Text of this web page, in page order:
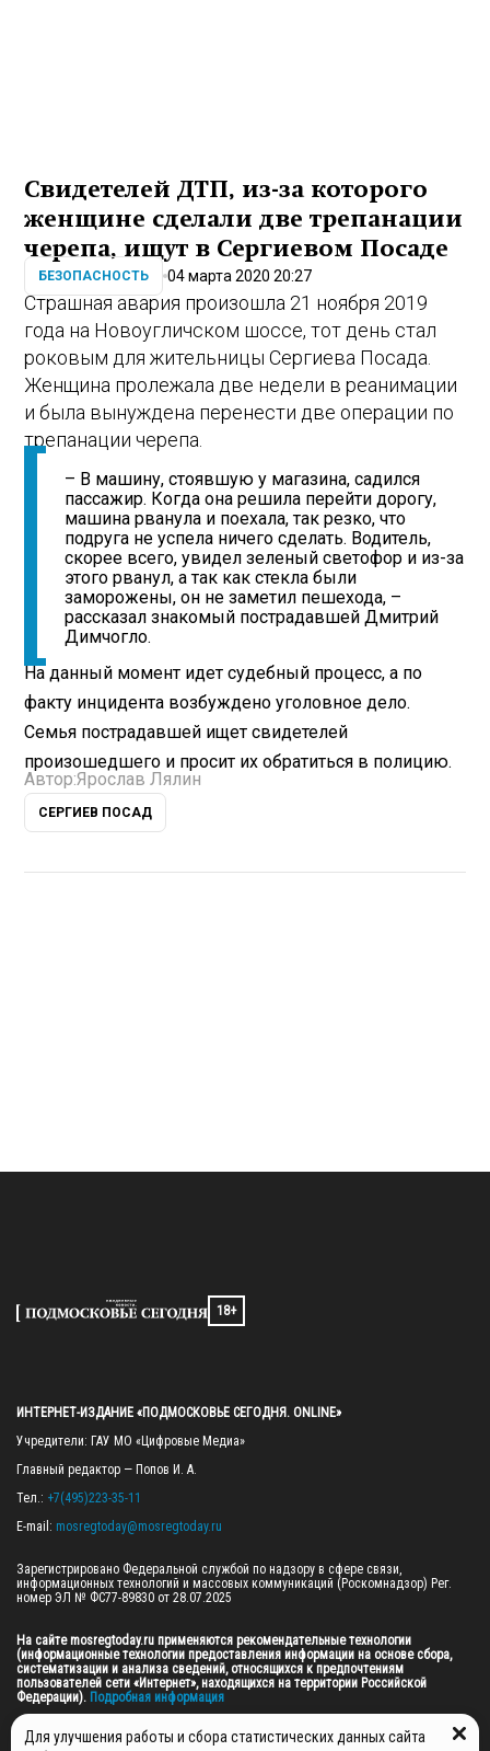
Свидетелей ДТП, из-за которого
женщине сделали две трепанации
черепа, ищут в Сергиевом Посаде
БЕЗОПАСНОСТЬ 04 марта 2020 20:27
Страшная авария произошла 21 ноября 2019
года на Новоугличском шоссе, тот день стал
роковым для жительницы Сергиева Посада.
Женщина пролежала две недели в реанимации
и была вынуждена перенести две операции по
трепанации черепа.
– В машину, стоявшую у магазина, садился
пассажир. Когда она решила перейти дорогу,
машина рванула и поехала, так резко, что
подруга не успела ничего сделать. Водитель,
скорее всего, увидел зеленый светофор и из-за
этого рванул, а так как стекла были
заморожены, он не заметил пешехода, –
рассказал знакомый пострадавшей Дмитрий
Димчогло.
На данный момент идет судебный процесс, а по
факту инцидента возбуждено уголовное дело.
Семья пострадавшей ищет свидетелей
произошедшего и просит их обратиться в полицию.
Автор:Ярослав Лялин
СЕРГИЕВ ПОСАД
18+
ИНТЕРНЕТ-ИЗДАНИЕ «ПОДМОСКОВЬЕ СЕГОДНЯ. ONLINE»
Учредители: ГАУ МО «Цифровые Медиа»
Главный редактор — Попов И. А.
Тел.: +7(495)223-35-11
E-mail: mosregtoday@mosregtoday.ru
Зарегистрировано Федеральной службой по надзору в сфере связи,
информационных технологий и массовых коммуникаций (Роскомнадзор) Рег.
номер ЭЛ № ФС77-89830 от 28.07.2025
На сайте mosregtoday.ru применяются рекомендательные технологии
(информационные технологии предоставления информации на основе сбора,
систематизации и анализа сведений, относящихся к предпочтениям
пользователей сети «Интернет», находящихся на территории Российской
Федерации). Подробная информация
© 2026 ПРАВА НА ВСЕ МАТЕРИАЛЫ САЙТА ПРИНАДЛЕЖАТ ГАУ МО "ЦИФРОВЫЕ
МЕДИА" (ОГРН: 1255000059467).
Для улучшения работы и сбора статистических данных сайта